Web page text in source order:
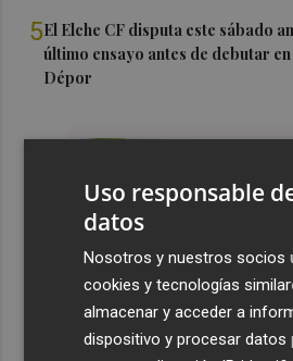
5El Elche CF disputa este sábado
último ensayo antes de debutar
Dépor
Uso responsable
datos
Nosotros y nuestros socios
cookies y tecnologías
almacenar y acceder a
dispositivo y procesar datos